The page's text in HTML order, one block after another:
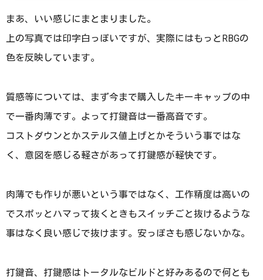
まあ、いい感じにまとまりました。
上の写真では印字白っぽいですが、実際にはもっとRBGの
色を反映しています。
質感等については、まず今まで購入したキーキャップの中
で一番肉薄です。よって打鍵音は一番高音です。
コストダウンとかステルス値上げとかそういう事ではな
く、意図を感じる軽さがあって打鍵感が軽快です。
肉薄でも作りが悪いという事ではなく、工作精度は高いの
でスポッとハマって抜くときもスイッチごと抜けるような
事はなく良い感じで抜けます。安っぽさも感じないかな。
打鍵音、打鍵感はトータルなビルドと好みあるので何とも